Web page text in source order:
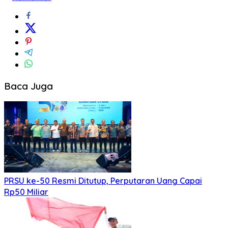
Baca Juga
PRSU ke-50 Resmi Ditutup, Perputaran Uang Capai
Rp50 Miliar